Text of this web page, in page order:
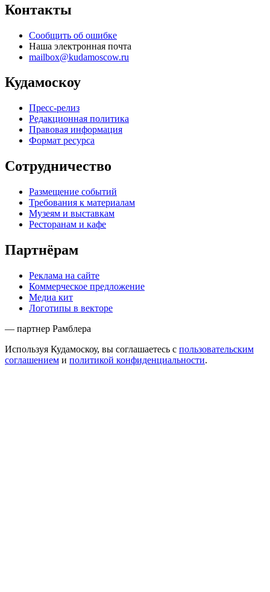
Контакты
Сообщить об ошибке
Наша электронная почта
mailbox@kudamoscow.ru
Кудамоскоу
Пресс-релиз
Редакционная политика
Правовая информация
Формат ресурса
Сотрудничество
Размещение событий
Требования к материалам
Музеям и выставкам
Ресторанам и кафе
Партнёрам
Реклама на сайте
Коммерческое предложение
Медиа кит
Логотипы в векторе
— партнер Рамблера
Используя Кудамоскоу, вы соглашаетесь с пользовательским
соглашением и политикой конфиденциальности.